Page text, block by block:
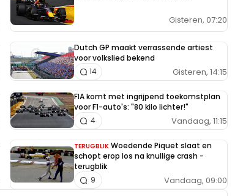
Gisteren, 07:20
Dutch GP maakt verrassende artiest
voor volkslied bekend
Gisteren, 14:15
14
FIA komt met ingrijpend toekomstplan
voor F1-auto's: "80 kilo lichter!"
Vandaag, 11:15
4
TERUGBLIK Woedende Piquet slaat en
schopt erop los na knullige crash -
terugblik
Vandaag, 09:00
9